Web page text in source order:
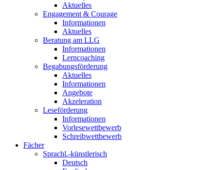
Aktuelles
Engagement & Courage
Informationen
Aktuelles
Beratung am LLG
Informationen
Lerncoaching
Begabungsförderung
Aktuelles
Informationen
Angebote
Akzeleration
Leseförderung
Informationen
Vorlesewettbewerb
Schreibwettbewerb
Fächer
Sprachl.-künstlerisch
Deutsch